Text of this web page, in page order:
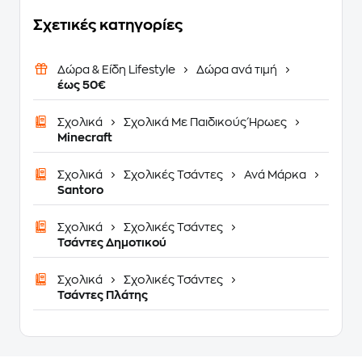
Σχετικές κατηγορίες
Δώρα & Είδη Lifestyle
Δώρα ανά τιμή
έως 50€
Σχολικά
Σχολικά Με Παιδικούς Ήρωες
Minecraft
Σχολικά Σχολικές Τσάντες
Ανά Μάρκα
Santoro
Σχολικά
Σχολικές Τσάντες
Τσάντες Δημοτικού
Σχολικά
Σχολικές Τσάντες
Τσάντες Πλάτης